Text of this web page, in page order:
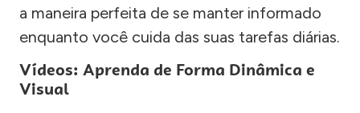
a maneira perfeita de se manter informado
enquanto você cuida das suas tarefas diárias.
Vídeos: Aprenda de Forma Dinâmica e
Visual